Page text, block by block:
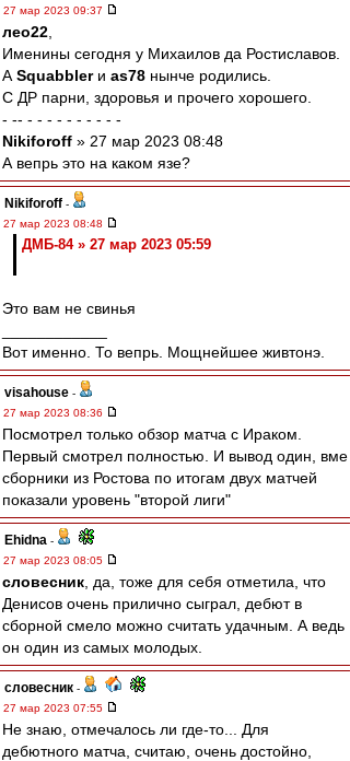
27 мар 2023 09:37
лео22
Именины сегодня у Михаилов да Ростиславов.
А Squabblerи as78 нынче родились.
С ДР парни, здоровья и прочего хорошего.
- -- - - - - - - - - - -
Nikiforoff » 27 мар 2023 08:48
А вепрь это на каком язе?
Nikiforoff -
27 мар 2023 08:48
ДМБ-84 » 27 мар 2023 05:59
Это вам не свинья
Вот именно. То вепрь. Мощнейшее живтонэ.
visahouse -
27 мар 2023 08:36
Посмотрел только обзор матча с Ираком.
Первый смотрел полностью. И вывод один, вме
сборники из Ростова по итогам двух матчей
показали уровень "второй лиги"
Ehidna -
27 мар 2023 08:05
словесник , да, тоже для себя отметила, что
Денисов очень прилично сыграл, дебют в
сборной смело можно считать удачным. А ведь
он один из самых молодых.
словесник -
27 мар 2023 07:55
Не знаю, отмечалось ли где-то... Для
дебютного матча, считаю, очень достойно,